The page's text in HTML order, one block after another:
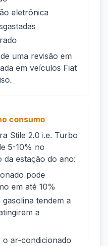
eletrônica
uma revisão em
em veículos Fiat
consumo
Stile 2.0 i.e. Turbo
5-10% no
da estação do ano:
pode
em até 10%
tendem a
a
o ar-condicionado